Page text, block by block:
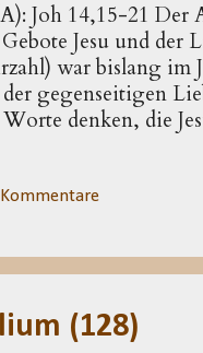
Joh 14,15-21
Jesu und
war bislang
gegenseitigen
denken, die
begegnen
gibt auch einen
ihn lieben
(128)